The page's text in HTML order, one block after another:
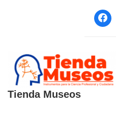
principal
Tienda Museos